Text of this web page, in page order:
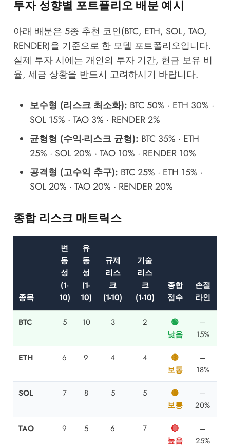
투자 성향별 포트폴리오 배분 예시
아래 배분은 5종 추천 코인(BTC, ETH, SOL, TAO,
RENDER)을 기준으로 한 모델 포트폴리오입니다.
실제 투자 시에는 개인의 투자 기간, 현금 보유 비
율, 세금 상황을 반드시 고려하시기 바랍니다.
보수형 (리스크 최소화): BTC 50% · ETH 30% ·
SOL 15% · TAO 3% · RENDER 2%
균형형 (수익-리스크 균형): BTC 35% · ETH
25% · SOL 20% · TAO 10% · RENDER 10%
공격형 (고수익 추구): BTC 25% · ETH 15% ·
SOL 20% · TAO 20% · RENDER 20%
종합 리스크 매트릭스
종목
변
동
성
(1-
10)
유
동
성
(1-
10)
규제
리스
크
(1-10)
기술
리스
크
(1-10)
종합
점수
손절
라인
BTC 5 10 3 2
🟢
낮음
–
15%
ETH 6 9 4 4
🟡
보통
–
18%
SOL 7 8 5 5
🟡
보통
–
20%
TAO 9 5 6 7
🔴
높음
–
25%